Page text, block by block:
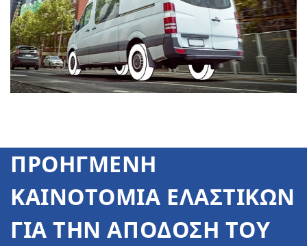
ΠΡΟΗΓΜΕΝΗ
ΚΑΙΝΟΤΟΜΙΑ ΕΛΑΣΤΙΚΩΝ
ΓΙΑ ΤΗΝ ΑΠΟΔΟΣΗ ΤΟΥ